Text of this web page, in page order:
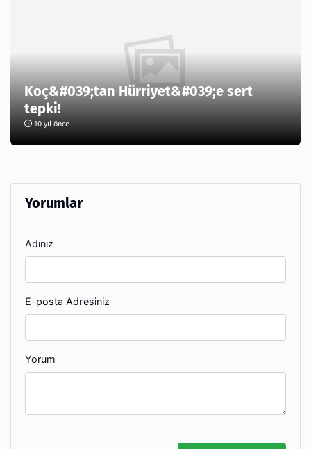
Koç&#039;tan Hürriyet&#039;e sert
tepki!
10 yıl önce
Yorumlar
Adınız
E-posta Adresiniz
Yorum